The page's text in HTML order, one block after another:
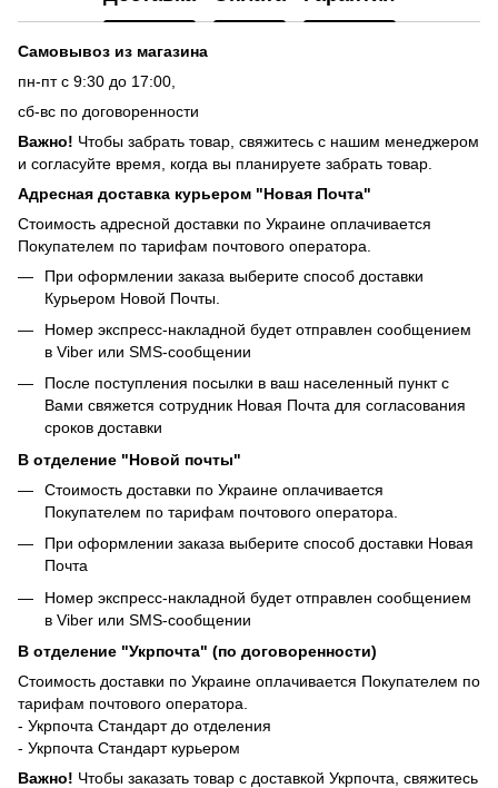
Самовывоз из магазина
пн-пт с 9:30 до 17:00,
сб-вс по договоренности
Важно! Чтобы забрать товар, свяжитесь с нашим менеджером
и согласуйте время, когда вы планируете забрать товар.
Адресная доставка курьером "Новая Почта"
Стоимость адресной доставки по Украине оплачивается
Покупателем по тарифам почтового оператора.
При оформлении заказа выберите способ доставки
Курьером Новой Почты.
Номер экспресс-накладной будет отправлен сообщением
в Viber или SMS-сообщении
После поступления посылки в ваш населенный пункт с
Вами свяжется сотрудник Новая Почта для согласования
сроков доставки
В отделение "Новой почты"
Стоимость доставки по Украине оплачивается
Покупателем по тарифам почтового оператора.
При оформлении заказа выберите способ доставки Новая
Почта
Номер экспресс-накладной будет отправлен сообщением
в Viber или SMS-сообщении
В отделение "Укрпочта" (по договоренности)
Стоимость доставки по Украине оплачивается Покупателем по
тарифам почтового оператора.
- Укрпочта Стандарт до отделения
- Укрпочта Стандарт курьером
Важно! Чтобы заказать товар с доставкой Укрпочта, свяжитесь